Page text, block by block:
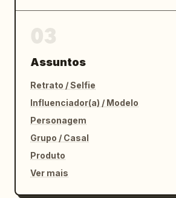
Assuntos
Retrato / Selfie
Influenciador(a) / Modelo
Personagem
Grupo / Casal
Produto
Ver mais